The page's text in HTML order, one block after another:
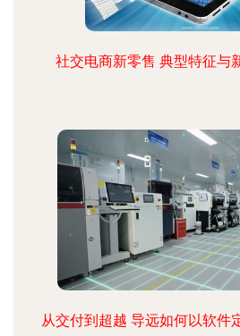
社交电商新零售 典型特征与
从交付到超越 导远如何以软件